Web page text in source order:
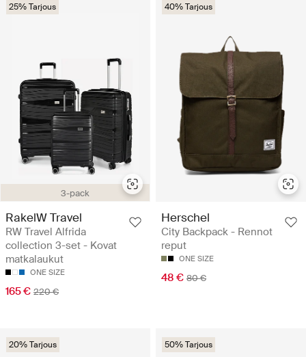
3-pack
25% Tarjous
RakelW Travel
RW Travel Alfrida
collection 3-set - Kovat
matkalaukut
ONE SIZE
165 € 220 €
40% Tarjous
Herschel
City Backpack - Rennot
reput
ONE SIZE
48 € 80 €
20% Tarjous 50% Tarjous